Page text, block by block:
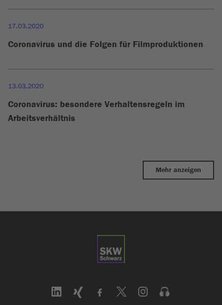
17.03.2020
Coronavirus und die Folgen für Filmproduktionen
13.03.2020
Coronavirus: besondere Verhaltensregeln im
Arbeitsverhältnis
Mehr anzeigen